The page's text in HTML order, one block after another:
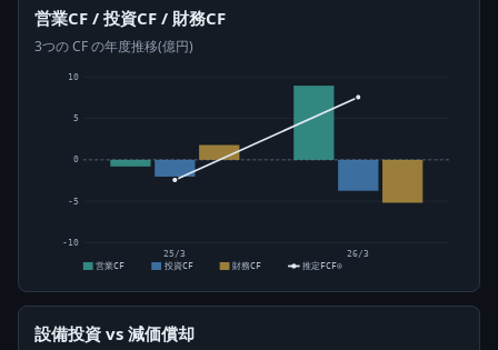
営業CF / 投資CF / 財務CF
3つの CF の年度推移(億円)
-10
-5
0
5
10
25/3
26/3
営業CF
投資CF 財務CF 推定FCF⊙
設備投資 vs 減価償却